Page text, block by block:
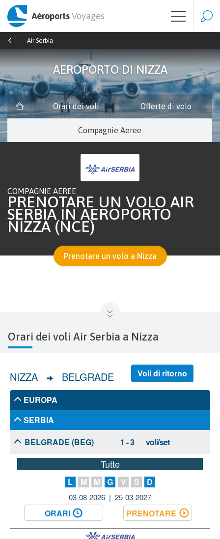
AéroportsVoyages
Air Serbia
AEROPORTO DI NIZZA
Orari dei voli Offerte di volo
Compagnie Aeree
COMPAGNIE AEREE
PRENOTARE UN VOLO AIR
SERBIA IN AEROPORTO
NIZZA (NCE)
Prenotare un volo a Nizza
Orari dei voli Air Serbia a Nizza